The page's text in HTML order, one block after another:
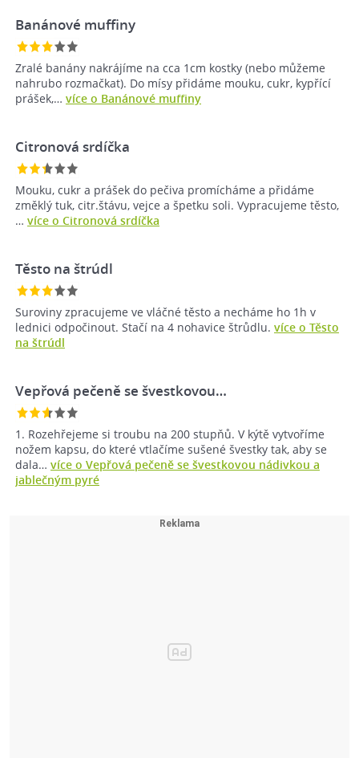
Banánové muffiny
Zralé banány nakrájíme na cca 1cm kostky (nebo můžeme
nahrubo rozmačkat). Do mísy přidáme mouku, cukr, kypřící
prášek,… více o Banánové muffiny
Citronová srdíčka
Mouku, cukr a prášek do pečiva promícháme a přidáme
změklý tuk, citr.štávu, vejce a špetku soli. Vypracujeme těsto,
… více o Citronová srdíčka
Těsto na štrúdl
Suroviny zpracujeme ve vláčné těsto a necháme ho 1h v
lednici odpočinout. Stačí na 4 nohavice štrůdlu. více o Těsto
na štrúdl
Vepřová pečeně se švestkovou…
1. Rozehřejeme si troubu na 200 stupňů. V kýtě vytvoříme
nožem kapsu, do které vtlačíme sušené švestky tak, aby se
dala… více o Vepřová pečeně se švestkovou nádivkou a
jablečným pyré